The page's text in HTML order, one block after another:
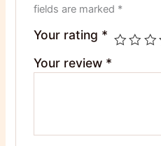
fields are marked *
Your rating *
Your review *